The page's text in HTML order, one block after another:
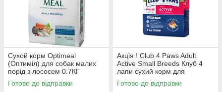
Сухой корм Optimeal
(Оптиміл) для собак малих
порід з лососем 0.7КГ
Готово до відправки
Акція ! Club 4 Paws Adult
Active Small Breeds Клуб 4
лапи сухий корм для
активних собак малих порід,
5 кг
Готово до відправки